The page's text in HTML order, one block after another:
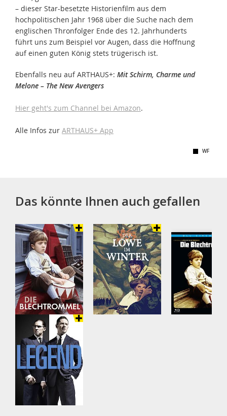
– dieser Star-besetzte Historienfilm aus dem
hochpolitischen Jahr 1968 über die Suche nach dem
englischen Thronfolger Ende des 12. Jahrhunderts
führt uns zum Beispiel vor Augen, dass die Hoffnung
auf einen guten König stets trügerisch ist.
Ebenfalls neu auf ARTHAUS+: Mit Schirm, Charme und
Melone – The New Avengers
Hier geht's zum Channel bei Amazon.
Alle Infos zur ARTHAUS+ App
WF
Das könnte Ihnen auch gefallen